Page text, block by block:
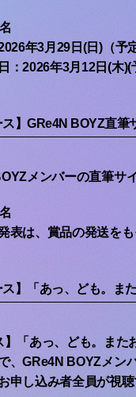
年3月29日(日)（予定
：2026年3月12日(木)(
ス】GRe4N BOYZ直
メンバーの直筆サ
表は、賞品の発送を
ス】「あっ、ども。ま
】「あっ、ども。ま
、GRe4N BOYZメン
申し込み者全員が視聴